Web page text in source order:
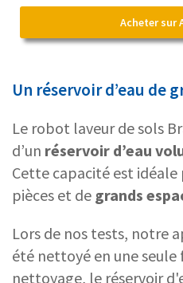
Acheter sur
Un réservoir d’eau de
Le robot laveur de sols
d’un réservoir d’eau
Cette capacité est
pièces et de grands
Lors de nos tests, notre
été nettoyé en une seule
nettoyage, le réservoir